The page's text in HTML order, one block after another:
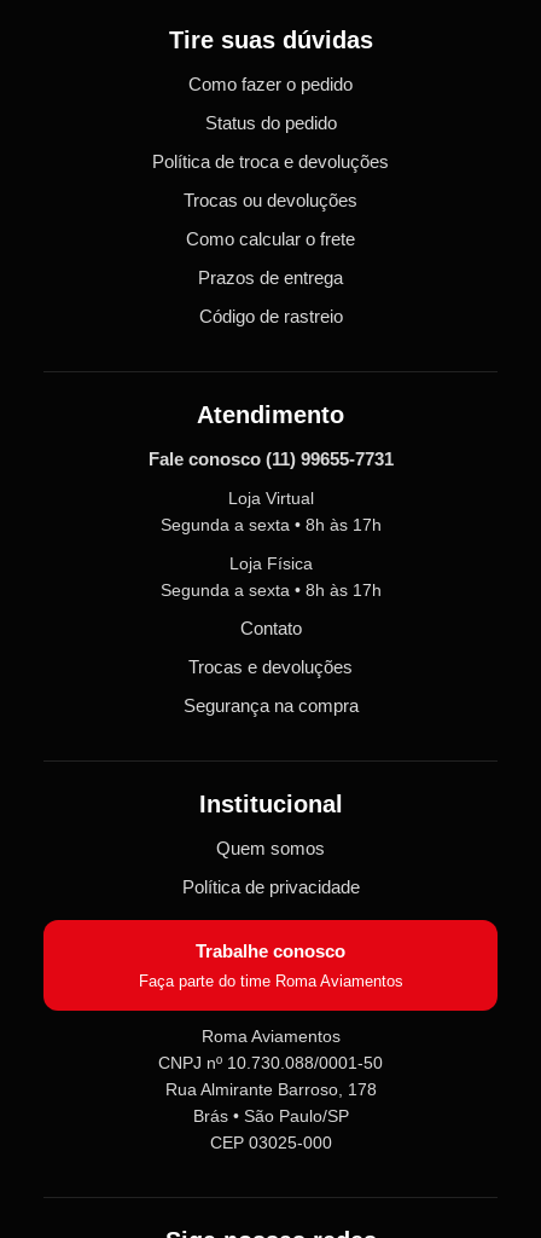
Tire suas dúvidas
Como fazer o pedido
Status do pedido
Política de troca e devoluções
Trocas ou devoluções
Como calcular o frete
Prazos de entrega
Código de rastreio
Atendimento
Fale conosco (11) 99655-7731
Loja Virtual
Segunda a sexta • 8h às 17h
Loja Física
Segunda a sexta • 8h às 17h
Contato
Trocas e devoluções
Segurança na compra
Institucional
Quem somos
Política de privacidade
Trabalhe conosco
Faça parte do time Roma Aviamentos
Roma Aviamentos
CNPJ nº 10.730.088/0001-50
Rua Almirante Barroso, 178
Brás • São Paulo/SP
CEP 03025-000